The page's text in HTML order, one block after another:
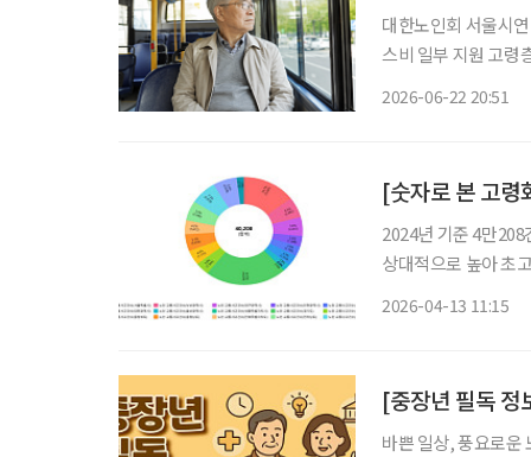
대한노인회 서울시
스비 일부 지원 고령층의 지하철 무임승차 나이를 상향 조정하는 등 어르신 대중교통 정책을
2026-06-22 20:51
2024년 기준 4만
상대적으로 높아 초고령사회로 진입하면서 지역별 고령화 격차에 대한 관심도 커지고 있다.
2026-04-13 11:15
바쁜 일상, 풍요로운